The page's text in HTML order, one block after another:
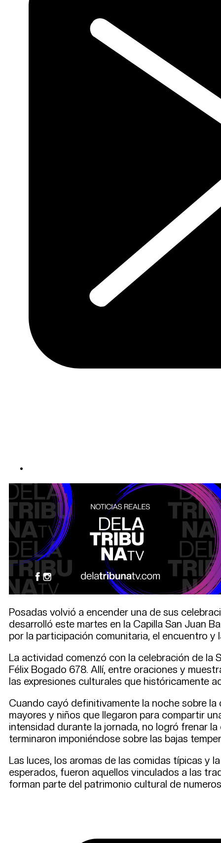
Posadas volvió a encender una de sus
desarrolló este martes en la Capilla San Juan
por la participación comunitaria, el encuentro y
La actividad comenzó con la celebración de la
Félix Bogado 678. Allí, entre oraciones y
las expresiones culturales que históricamente
Cuando cayó definitivamente la noche sobre
mayores y niños que llegaron para compartir
intensidad durante la jornada, no logró frenar
terminaron imponiéndose sobre las bajas
Las luces, los aromas de las comidas típicas y
esperados, fueron aquellos vinculados a las
forman parte del patrimonio cultural de